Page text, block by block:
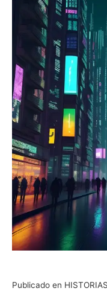
Publicado en